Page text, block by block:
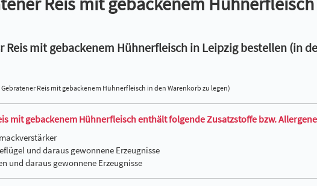
Reis mit gebackenem Hühnerfleisch in Leipzig bestellen (in
Reis mit gebackenem Hühnerfleisch in den Warenkorb zu legen)
mit gebackenem Hühnerfleisch enthält folgende Zusatzstoffe bzw.
und daraus gewonnene Erzeugnisse
und daraus gewonnene Erzeugnisse